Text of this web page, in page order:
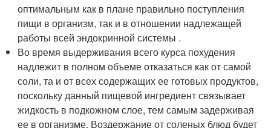
оптимальным как в плане правильно поступления
пищи в организм, так и в отношении надлежащей
работы всей эндокринной системы .
Во время выдерживания всего курса похудения
надлежит в полном объеме отказаться как от самой
соли, та и от всех содержащих ее готовых продуктов,
поскольку данный пищевой ингредиент связывает
жидкость в подкожном слое, тем самым задерживая
ее в организме. Воздержание от соленых блюд будет